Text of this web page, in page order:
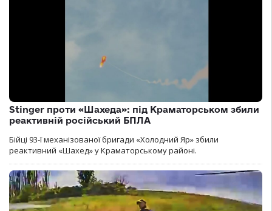
Stinger проти «Шахеда»: під Краматорськом збили
реактивній російський БПЛА
Бійці 93-ї механізованої бригади «Холодний Яр» збили
реактивний «Шахед» у Краматорському районі.